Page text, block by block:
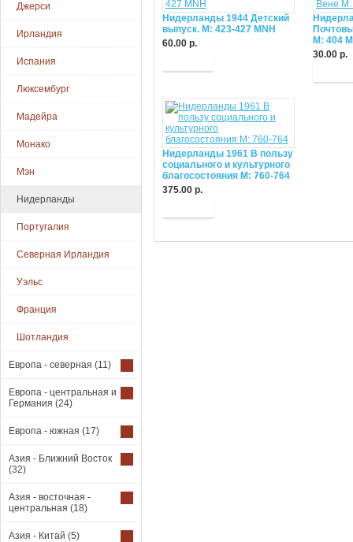
Джерси
Ирландия
Испания
Люксембург
Мадейра
Монако
Мэн
Нидерланды
Португалия
Северная Ирландия
Уэльс
Франция
Шотландия
Европа - северная (11)
Европа - центральная и
Германия (24)
Европа - южная (17)
Азия - Ближний Восток
(32)
Азия - восточная -
центральная (18)
Азия - Китай (5)
Нидерланды 1944 Детский
выпуск. М: 423-427 MNH
60.00 р.
М: 404
30.00 р.
Нидерланды 1961 В пользу
социального и культурного
благосостояния М: 760-764
375.00 р.